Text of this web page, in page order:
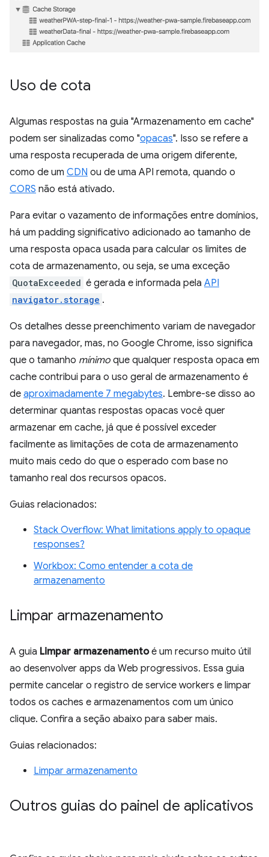
Uso de cota
Algumas respostas na guia "Armazenamento em cache"
podem ser sinalizadas como "opacas". Isso se refere a
uma resposta recuperada de uma origem diferente,
como de um CDN ou de uma API remota, quando o
CORS não está ativado.
Para evitar o vazamento de informações entre domínios,
há um padding significativo adicionado ao tamanho de
uma resposta opaca usada para calcular os limites de
cota de armazenamento, ou seja, se uma exceção
QuotaExceeded é gerada e informada pela API
navigator.storage .
Os detalhes desse preenchimento variam de navegador
para navegador, mas, no Google Chrome, isso significa
que o tamanho mínimo que qualquer resposta opaca em
cache contribui para o uso geral de armazenamento é
de aproximadamente 7 megabytes. Lembre-se disso ao
determinar quantas respostas opacas você quer
armazenar em cache, já que é possível exceder
facilmente as limitações de cota de armazenamento
muito mais cedo do que o esperado com base no
tamanho real dos recursos opacos.
Guias relacionados:
Stack Overflow: What limitations apply to opaque
responses?
Workbox: Como entender a cota de
armazenamento
Limpar armazenamento
A guia Limpar armazenamentoé um recurso muito útil
ao desenvolver apps da Web progressivos. Essa guia
permite cancelar o registro de service workers e limpar
todos os caches e armazenamentos com um único
clique. Confira a seção abaixo para saber mais.
Guias relacionados:
Limpar armazenamento
Outros guias do painel de aplicativos